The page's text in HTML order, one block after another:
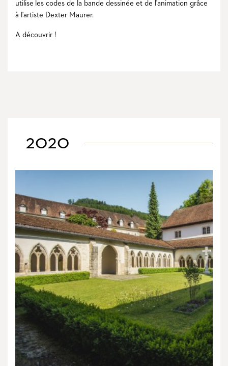
utilise les codes de la bande dessinée et de l'animation grâce
à l'artiste Dexter Maurer.
A découvrir !
2020